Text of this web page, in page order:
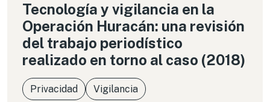
Tecnología y vigilancia en la
Operación Huracán: una revisión
del trabajo periodístico
realizado en torno al caso (2018)
Privacidad Vigilancia